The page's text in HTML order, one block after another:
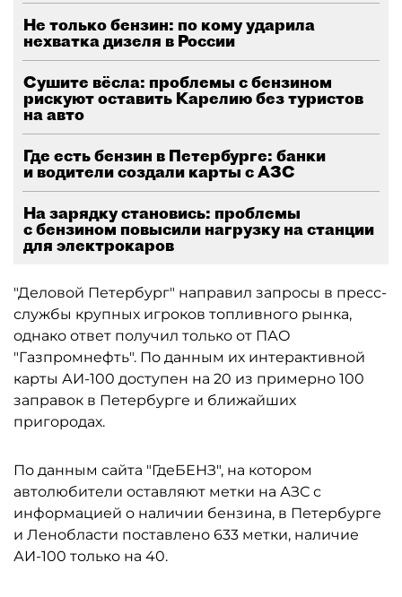
Не только бензин: по кому ударила
нехватка дизеля в России
Сушите вёсла: проблемы с бензином
рискуют оставить Карелию без туристов
на авто
Где есть бензин в Петербурге: банки
и водители создали карты с АЗС
На зарядку становись: проблемы
с бензином повысили нагрузку на станции
для электрокаров
"Деловой Петербург" направил запросы в пресс-
службы крупных игроков топливного рынка,
однако ответ получил только от ПАО
"Газпромнефть". По данным их интерактивной
карты АИ-100 доступен на 20 из примерно 100
заправок в Петербурге и ближайших
пригородах.
По данным сайта "ГдеБЕНЗ", на котором
автолюбители оставляют метки на АЗС с
информацией о наличии бензина, в Петербурге
и Ленобласти поставлено 633 метки, наличие
АИ-100 только на 40.